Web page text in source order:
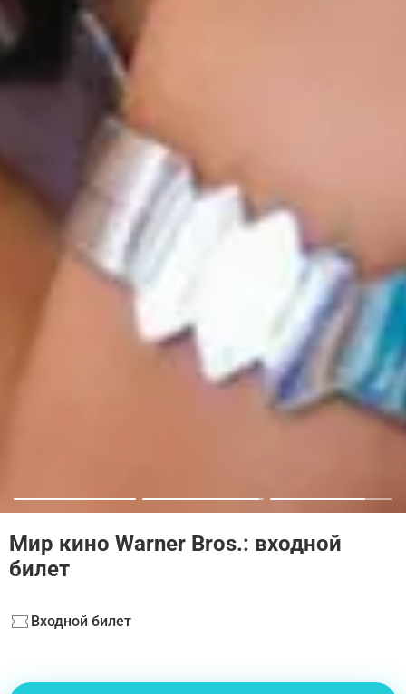
Мир кино Warner Bros.: входной
билет
Входной билет